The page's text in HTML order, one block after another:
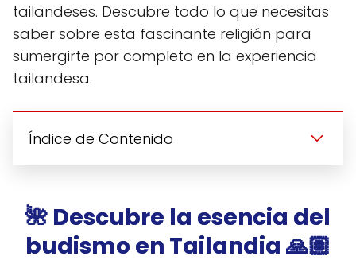
tailandeses. Descubre todo lo que necesitas
saber sobre esta fascinante religión para
sumergirte por completo en la experiencia
tailandesa.
Índice de Contenido
🌺 Descubre la esencia del
budismo en Tailandia 🙏🏽